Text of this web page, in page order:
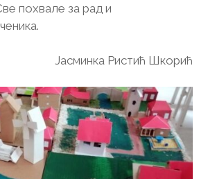
похвале за рад и
Јасминка Ристић Шкорић